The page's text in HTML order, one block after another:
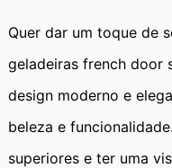
Quer dar um toque de
geladeiras french door
design moderno e
beleza e
superiores e ter uma